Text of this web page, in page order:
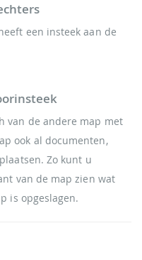
een insteek aan de
van de andere map met
ook al documenten,
Zo kunt u
van de map zien wat
is opgeslagen.